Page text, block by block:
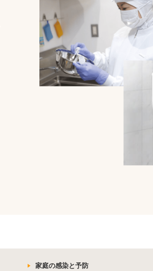
家庭の感染と予防